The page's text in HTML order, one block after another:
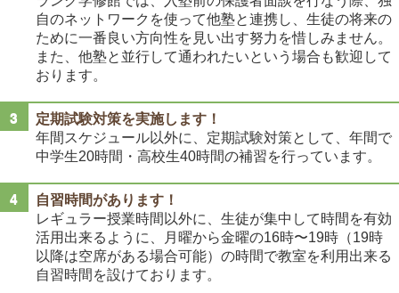
自のネットワークを使って他塾と連携し、生徒の将来の
ために一番良い方向性を見い出す努力を惜しみません。
また、他塾と並行して通われたいという場合も歓迎して
おります。
定期試験対策を実施します！
年間スケジュール以外に、定期試験対策として、年間で
中学生20時間・高校生40時間の補習を行っています。
自習時間があります！
レギュラー授業時間以外に、生徒が集中して時間を有効
活用出来るように、月曜から金曜の16時〜19時（19時
以降は空席がある場合可能）の時間で教室を利用出来る
自習時間を設けております。